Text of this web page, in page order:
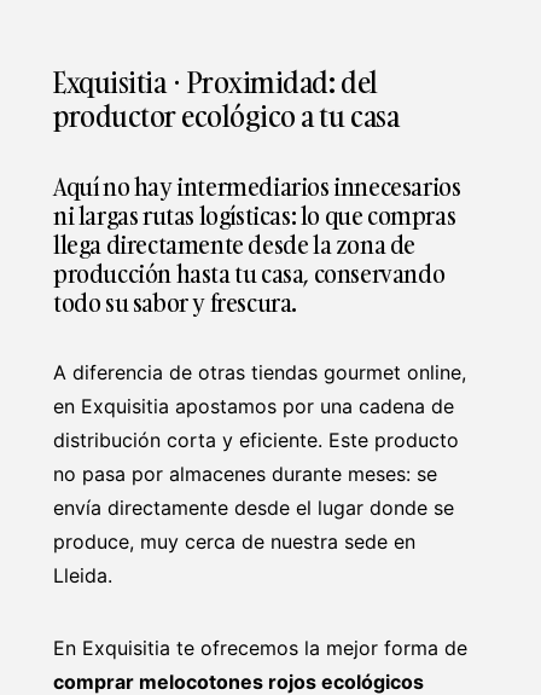
Exquisitia · Proximidad: del
productor ecológico a tu casa
Aquí no hay intermediarios innecesarios
ni largas rutas logísticas: lo que compras
llega directamente desde la zona de
producción hasta tu casa, conservando
todo su sabor y frescura.
A diferencia de otras tiendas gourmet online,
en Exquisitia apostamos por una cadena de
distribución corta y eficiente. Este producto
no pasa por almacenes durante meses: se
envía directamente desde el lugar donde se
produce, muy cerca de nuestra sede en
Lleida.
En Exquisitia te ofrecemos la mejor forma de
comprar melocotones rojos ecológicos